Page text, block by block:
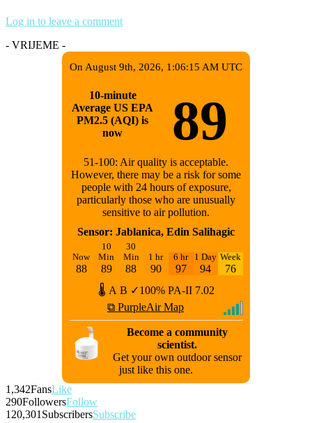
Log in to leave a comment
- VRIJEME -
On August 9th, 2026, 1:06:15 AM UTC
10-minute
Average US EPA
PM2.5 (AQI) is
now
89
51-100: Air quality is acceptable.
However, there may be a risk for some
people with 24 hours of exposure,
particularly those who are unusually
sensitive to air pollution.
Sensor: Jablanica, Edin Salihagic
Now
88
10
Min
89
30
Min
88
1 hr
90
6 hr
97
1 Day
94
Week
76
🌡 A B ✓100% PA-II 7.02
⧉ PurpleAir Map
Become a community
scientist.
Get your own outdoor sensor
just like this one.
1,342FansLike
290FollowersFollow
120,301 SubscribersSubscribe